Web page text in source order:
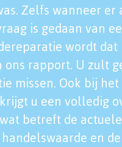
Zelfs wanneer er
is gedaan van
wordt dat
ons rapport. U zult
missen. Ook bij het
u een volledig
betreft de actuele
en de